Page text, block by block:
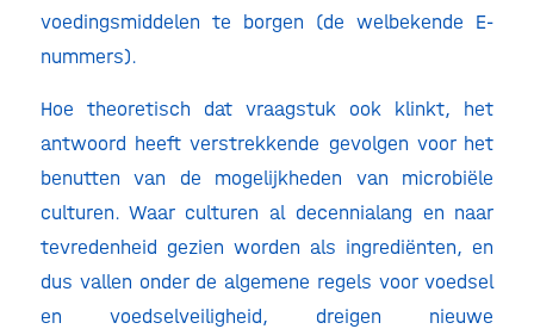
voedingsmiddelen te borgen (de welbekende E-
nummers).
Hoe theoretisch dat vraagstuk ook klinkt, het
antwoord heeft verstrekkende gevolgen voor het
benutten van de mogelijkheden van microbiële
culturen. Waar culturen al decennialang en naar
tevredenheid gezien worden als ingrediënten, en
dus vallen onder de algemene regels voor voedsel
en voedselveiligheid, dreigen nieuwe